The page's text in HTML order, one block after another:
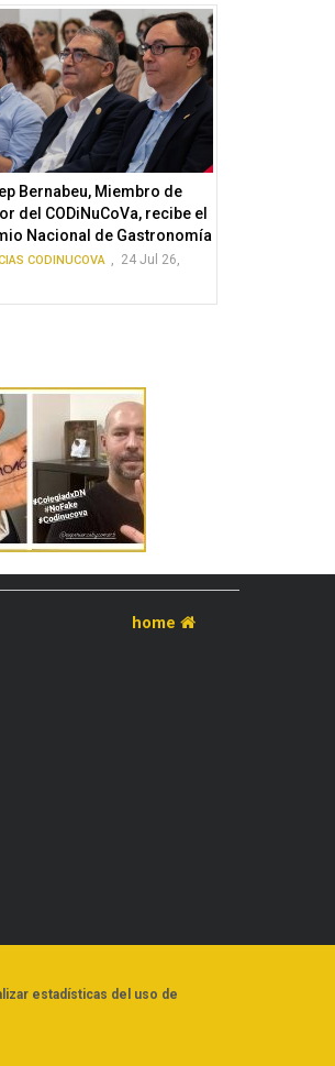
Bernabeu, Miembro de
del CODiNuCoVa, recibe el
Nacional de Gastronomía
CODINUCOVA , 24 Jul 26,
home
estadísticas del uso de